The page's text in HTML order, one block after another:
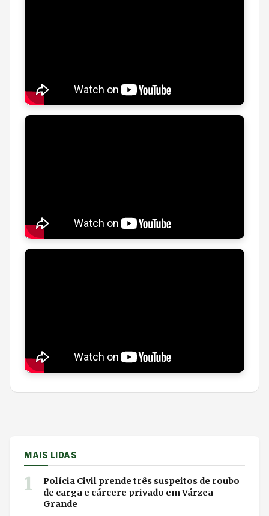
MAIS LIDAS
1
Polícia Civil prende três suspeitos de roubo
de carga e cárcere privado em Várzea
Grande